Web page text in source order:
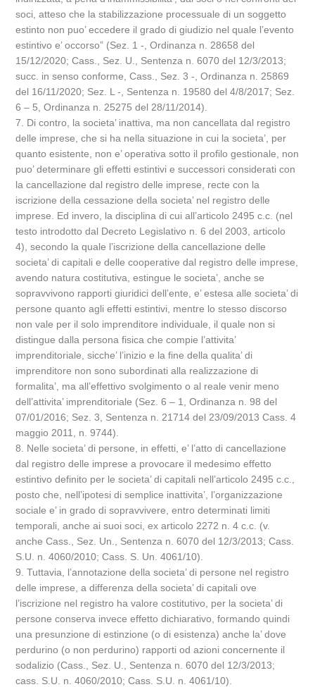
soci, atteso che la stabilizzazione processuale di un soggetto
estinto non puo’ eccedere il grado di giudizio nel quale l’evento
estintivo e’ occorso” (Sez. 1 -, Ordinanza n. 28658 del
15/12/2020; Cass., Sez. U., Sentenza n. 6070 del 12/3/2013;
succ. in senso conforme, Cass., Sez. 3 -, Ordinanza n. 25869
del 16/11/2020; Sez. L -, Sentenza n. 19580 del 4/8/2017; Sez.
6 – 5, Ordinanza n. 25275 del 28/11/2014).
7. Di contro, la societa’ inattiva, ma non cancellata dal registro
delle imprese, che si ha nella situazione in cui la societa’, per
quanto esistente, non e’ operativa sotto il profilo gestionale, non
puo’ determinare gli effetti estintivi e successori considerati con
la cancellazione dal registro delle imprese, recte con la
iscrizione della cessazione della societa’ nel registro delle
imprese. Ed invero, la disciplina di cui all’articolo 2495 c.c. (nel
testo introdotto dal Decreto Legislativo n. 6 del 2003, articolo
4), secondo la quale l’iscrizione della cancellazione delle
societa’ di capitali e delle cooperative dal registro delle imprese,
avendo natura costitutiva, estingue le societa’, anche se
sopravvivono rapporti giuridici dell’ente, e’ estesa alle societa’ di
persone quanto agli effetti estintivi, mentre lo stesso discorso
non vale per il solo imprenditore individuale, il quale non si
distingue dalla persona fisica che compie l’attivita’
imprenditoriale, sicche’ l’inizio e la fine della qualita’ di
imprenditore non sono subordinati alla realizzazione di
formalita’, ma all’effettivo svolgimento o al reale venir meno
dell’attivita’ imprenditoriale (Sez. 6 – 1, Ordinanza n. 98 del
07/01/2016; Sez. 3, Sentenza n. 21714 del 23/09/2013 Cass. 4
maggio 2011, n. 9744).
8. Nelle societa’ di persone, in effetti, e’ l’atto di cancellazione
dal registro delle imprese a provocare il medesimo effetto
estintivo definito per le societa’ di capitali nell’articolo 2495 c.c.,
posto che, nell’ipotesi di semplice inattivita’, l’organizzazione
sociale e’ in grado di sopravvivere, entro determinati limiti
temporali, anche ai suoi soci, ex articolo 2272 n. 4 c.c. (v.
anche Cass., Sez. Un., Sentenza n. 6070 del 12/3/2013; Cass.
S.U. n. 4060/2010; Cass. S. Un. 4061/10).
9. Tuttavia, l’annotazione della societa’ di persone nel registro
delle imprese, a differenza della societa’ di capitali ove
l’iscrizione nel registro ha valore costitutivo, per la societa’ di
persone conserva invece effetto dichiarativo, formando quindi
una presunzione di estinzione (o di esistenza) anche la’ dove
perdurino (o non perdurino) rapporti od azioni concernente il
sodalizio (Cass., Sez. U., Sentenza n. 6070 del 12/3/2013;
cass. S.U. n. 4060/2010; Cass. S.U. n. 4061/10).